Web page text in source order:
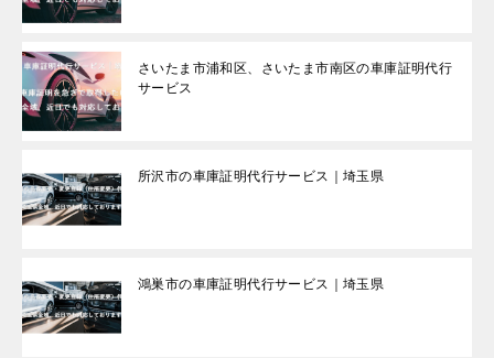
さいたま市浦和区、さいたま市南区の車庫証明代行
サービス
所沢市の車庫証明代行サービス｜埼玉県
鴻巣市の車庫証明代行サービス｜埼玉県